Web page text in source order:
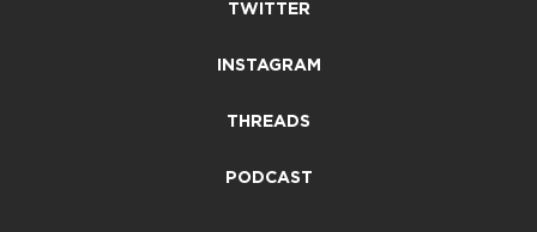
TWITTER
INSTAGRAM
THREADS
PODCAST